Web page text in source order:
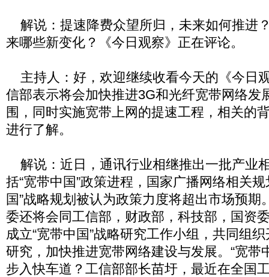
解说：提速降费众望所归，未来如何推进
来哪些新变化？《今日观察》正在评论。
主持人：好，欢迎继续收看今天的《今日
信部表示将会加快推进3G和光纤宽带网络发
围，同时实施宽带上网的提速工程，相关的
进行了解。
解说：近日，通讯行业相继推出一批产业
括“宽带中国”政策进程，国家广播网络相关
国”战略规划被认为政策力度将超出市场预期
委还将会同工信部，财政部，科技部，国资
成立“宽带中国”战略研究工作小组，共同组织
研究，加快推进宽带网络建设与发展。“宽带
步入快车道？工信部部长苗圩，最近在全国